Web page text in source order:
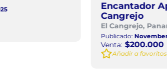
Encantador Apartamento en El
November 20, 2025